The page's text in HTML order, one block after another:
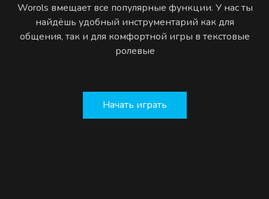
Worols вмещает все популярные функции. У нас ты
найдёшь удобный инструментарий как для
общения, так и для комфортной игры в текстовые
ролевые
Начать играть